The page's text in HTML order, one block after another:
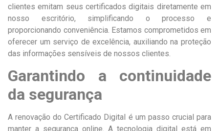
clientes emitam seus certificados digitais diretamente em
nosso escritório, simplificando o processo e
proporcionando conveniência. Estamos comprometidos em
oferecer um serviço de excelência, auxiliando na proteção
das informações sensíveis de nossos clientes.
Garantindo a continuidade
da segurança
A renovação do Certificado Digital é um passo crucial para
manter a segurança online. A tecnologia digital está em